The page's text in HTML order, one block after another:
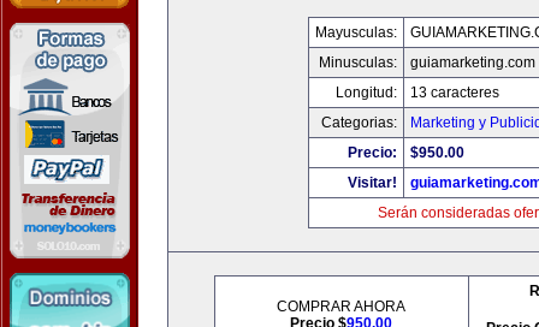
Mayusculas:
Minusculas:
guiamarketing.com
Longitud:
13 caracteres
Categorias:
Marketing y
Precio:
$950.00
Visitar!
Serán consideradas
COMPRAR AHORA
Precio $950.00